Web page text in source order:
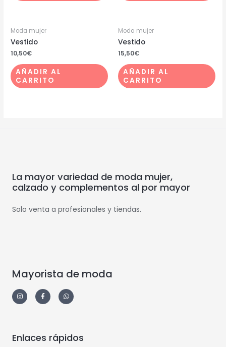
Moda mujer
Vestido
10,50€
AÑADIR AL
CARRITO
Moda mujer
Vestido
15,50€
AÑADIR AL
CARRITO
La mayor variedad de moda mujer,
calzado y complementos al por mayor
Solo venta a profesionales y tiendas.
Mayorista de moda
Enlaces rápidos